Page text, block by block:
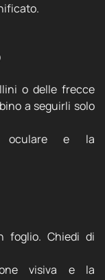
o delle frecce
a seguirli solo
oculare e la
foglio. Chiedi di
visiva e la